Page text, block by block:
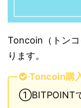
Toncoin（トン
ります。
Toncoin購
①BITPOINT